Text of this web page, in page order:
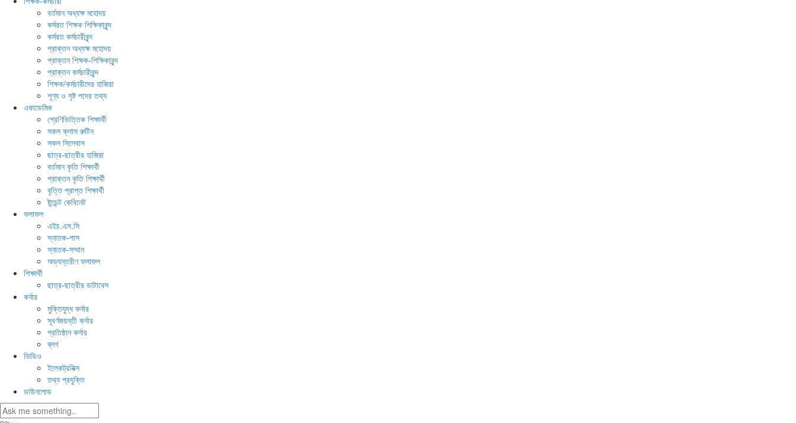
বর্তমান অধ্যক্ষ মহোদয়
কর্মরত শিক্ষক শিক্ষিকাবৃন্দ
কর্মরত কর্মচারীবৃন্দ
প্রাক্তন অধ্যক্ষ মহোদয়
প্রাক্তন শিক্ষক-শিক্ষিকাবৃন্দ
প্রাক্তন কর্মচারীবৃন্দ
শিক্ষক/কর্মচারীদের হাজিরা
শূণ্য ও সৃষ্ট পদের তথ্য
একাডেমিক
শ্রেণিভিত্তিক শিক্ষার্থী
সকল ক্লাস রুটিন
সকল সিলেবাস
ছাত্র-ছাত্রীর হাজিরা
বর্তমান কৃতি শিক্ষার্থী
প্রাক্তন কৃতি শিক্ষার্থী
বৃত্তি প্রাপ্ত শিক্ষার্থী
ষ্টুডেন্ট কেবিনেট
ফলাফল
এইচ.এস.সি
স্নাতক-পাস
স্নাতক-সম্মান
অভ্যন্তরীণ ফলাফল
শিক্ষার্থী
ছাত্র-ছাত্রীর ডাটাবেস
কর্নার
মুক্তিযুদ্ধ কর্নার
সূবর্ণজয়ন্তী কর্নার
প্রতিষ্ঠান কর্নার
ব্লগ
ভিডিও
ইলেকট্রনিক্স
তথ্য প্রযুক্তি
ডাউনলোড